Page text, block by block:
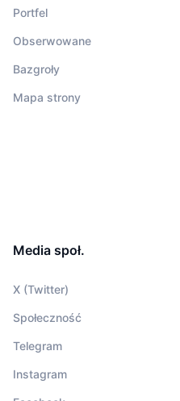
Portfel
Obserwowane
Bazgroły
Mapa strony
Media społ.
X (Twitter)
Społeczność
Telegram
Instagram